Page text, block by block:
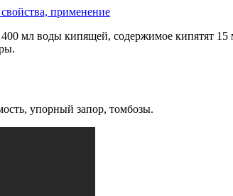
мл воды кипящей, содержимое кипятят
упорный запор, томбозы.